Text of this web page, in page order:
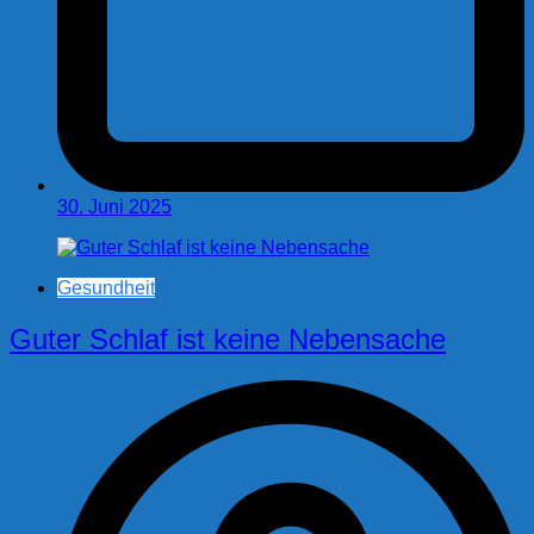
30. Juni 2025
Gesundheit
Guter Schlaf ist keine Nebensache